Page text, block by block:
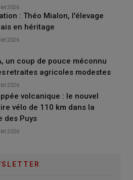
2026
: Théo Mialon, l'élevage
en héritage
2026
un coup de pouce méconnu
retraites agricoles modestes
2026
volcanique : le nouvel
vélo de 110 km dans la
des Puys
2026